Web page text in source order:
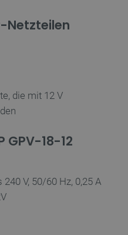
Netzteilen
die mit 12 V
GPV-18-12
V, 50/60 Hz, 0,25 A